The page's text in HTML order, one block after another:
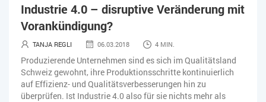
Industrie 4.0 – disruptive Veränderung mit
Vorankündigung?
TANJA REGLI 06.03.2018 4 MIN.
Produzierende Unternehmen sind es sich im Qualitätsland
Schweiz gewohnt, ihre Produktionsschritte kontinuierlich
auf Effizienz- und Qualitätsverbesserungen hin zu
überprüfen. Ist Industrie 4.0 also für sie nichts mehr als